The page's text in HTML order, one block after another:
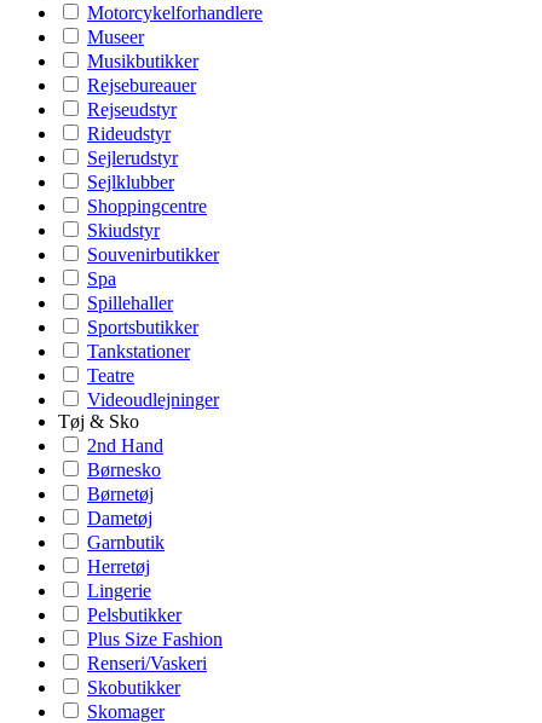
Motorcykelforhandlere
Museer
Musikbutikker
Rejsebureauer
Rejseudstyr
Rideudstyr
Sejlerudstyr
Sejlklubber
Shoppingcentre
Skiudstyr
Souvenirbutikker
Spa
Spillehaller
Sportsbutikker
Tankstationer
Teatre
Videoudlejninger
Tøj & Sko
2nd Hand
Børnesko
Børnetøj
Dametøj
Garnbutik
Herretøj
Lingerie
Pelsbutikker
Plus Size Fashion
Renseri/Vaskeri
Skobutikker
Skomager